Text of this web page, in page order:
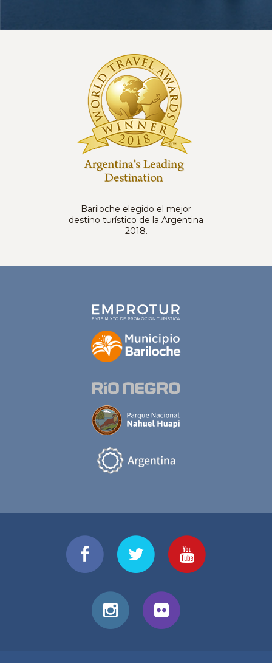
Bariloche elegido el mejor
destino turístico de la Argentina
2018.